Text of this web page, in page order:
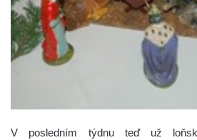
V posledním týdnu teď už